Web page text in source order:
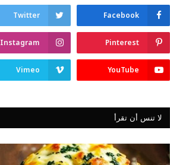
Facebook
Twitter
Pinterest
Instagram
YouTube
Vimeo
لا تنس أن تقرأ